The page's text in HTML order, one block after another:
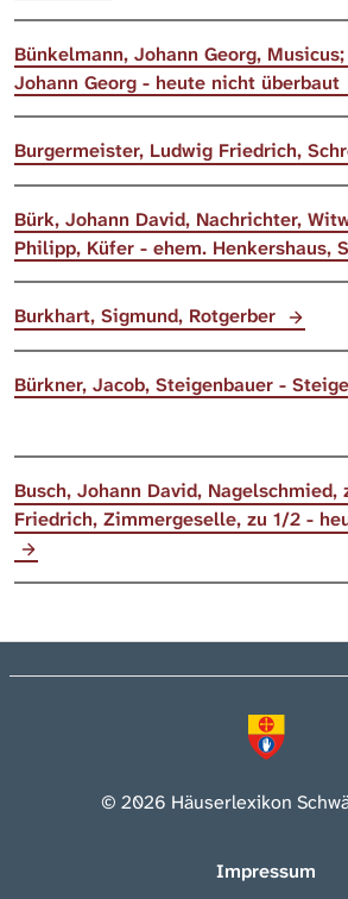
Bünkelmann, Johann Georg,
Johann Georg - heute nicht überbaut
Burgermeister, Ludwig Friedrich,
Bürk, Johann David, Nachrichter,
Philipp, Küfer - ehem. Henkershaus,
Burkhart, Sigmund, Rotgerber
Bürkner, Jacob, Steigenbauer -
Busch, Johann David, Nagelschmied,
Friedrich, Zimmergeselle, zu 1/2 -
© 2026 Häuserlexikon
Impressum